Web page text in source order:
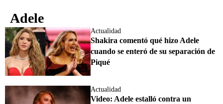
Adele
Actualidad
Shakira comentó qué hizo Adele
cuando se enteró de su separación de
Piqué
Actualidad
Video: Adele estalló contra un